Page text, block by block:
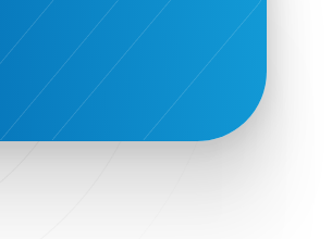
Business
Best accelerator
Best incubator
Bizrupt
Booths 34-35
Borrn
Boutique Hotel
Cactus Royal Spa & Resort Hotel.
Campsaround
Canaves Oia Suites